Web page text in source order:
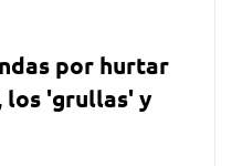
por hurtar
los 'grullas' y